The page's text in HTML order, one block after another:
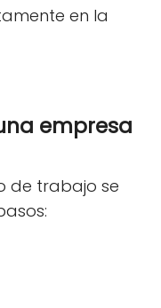
en la
empresa
de trabajo se